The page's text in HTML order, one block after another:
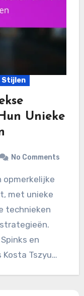
Stijlen
Unieke
No Comments
met unieke
technieken
en
Tszyu…